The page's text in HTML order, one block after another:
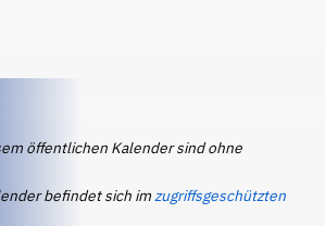
öffentlichen Kalender sind ohne
befindet sich imzugriffsgeschützten